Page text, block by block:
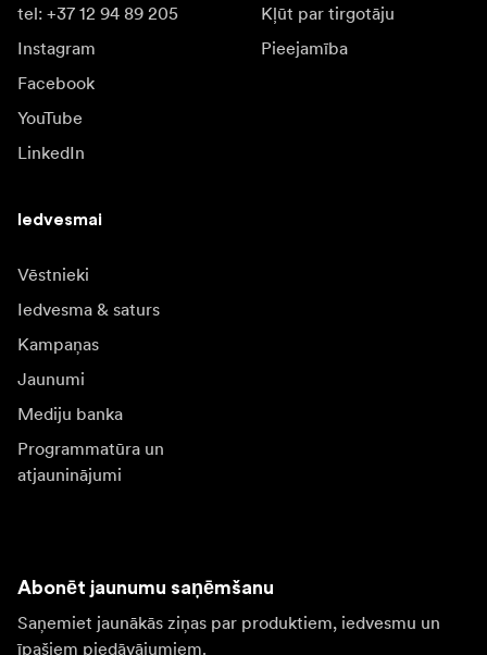
tel: +37 12 94 89 205
Instagram
Facebook
YouTube
LinkedIn
Kļūt par tirgotāju
Pieejamība
Iedvesmai
Vēstnieki
Iedvesma & saturs
Kampaņas
Jaunumi
Mediju banka
Programmatūra un
atjauninājumi
Abonēt jaunumu saņēmšanu
Saņemiet jaunākās ziņas par produktiem, iedvesmu un
īpašiem piedāvājumiem.